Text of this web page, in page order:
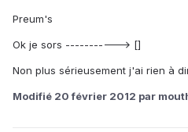
Preum's
Ok je sors -----------> []
Non plus sérieusement j'ai rien à
Modifié 20 février 2012 par